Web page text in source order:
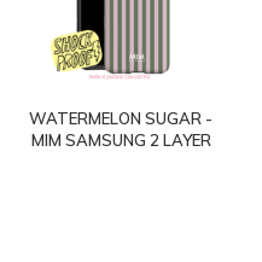
WATERMELON SUGAR -
MIM SAMSUNG 2 LAYER